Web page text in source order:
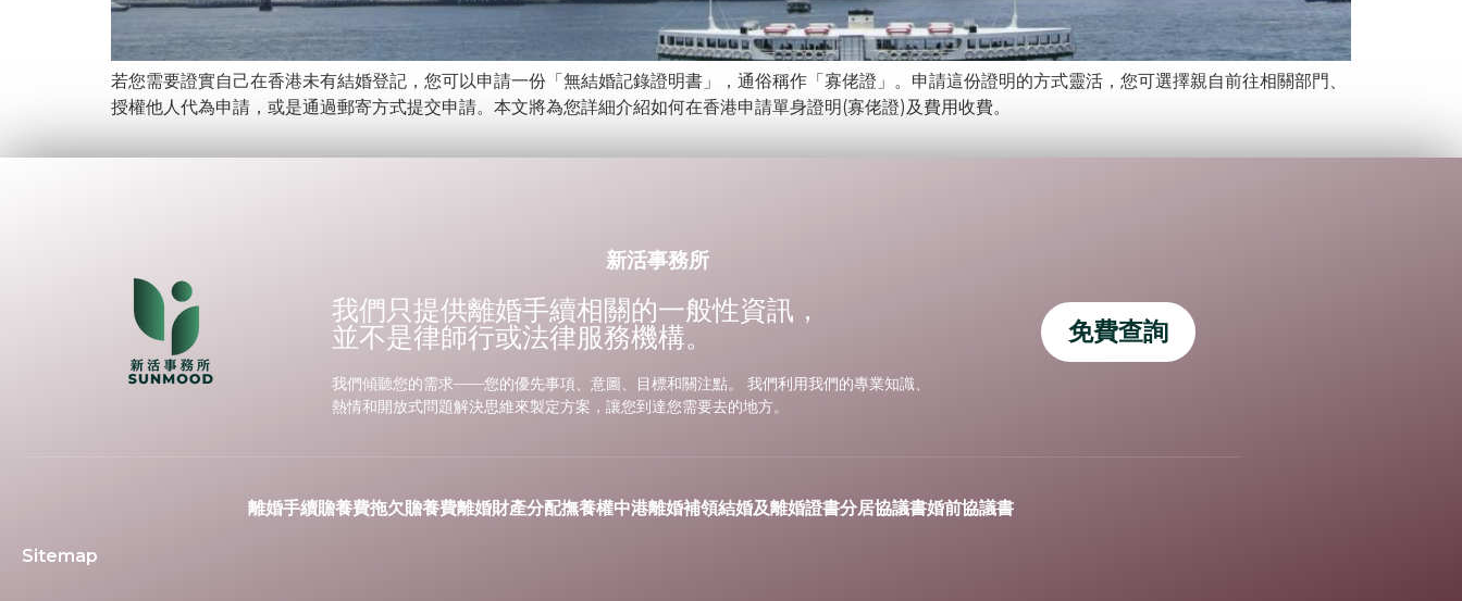
若您需要證實自己在香港未有結婚登記，您可以申請一份「無結婚記錄證明書」，通俗稱作「寡佬證」。申請這份證明的方式靈活，您可選擇親自前往相關部門、
授權他人代為申請，或是通過郵寄方式提交申請。本文將為您詳細介紹如何在香港申請單身證明(寡佬證)及費用收費。
新活事務所
我們只提供離婚手續相關的一般性資訊，
並不是律師行或法律服務機構。
我們傾聽您的需求——您的優先事項、意圖、目標和關注點。 我們利用我們的專業知識、
熱情和開放式問題解決思維來製定方案，讓您到達您需要去的地方。
免費查詢
離婚手續贍養費拖欠贍養費離婚財產分配撫養權中港離婚補領結婚及離婚證書分居協議書婚前協議書
Sitemap